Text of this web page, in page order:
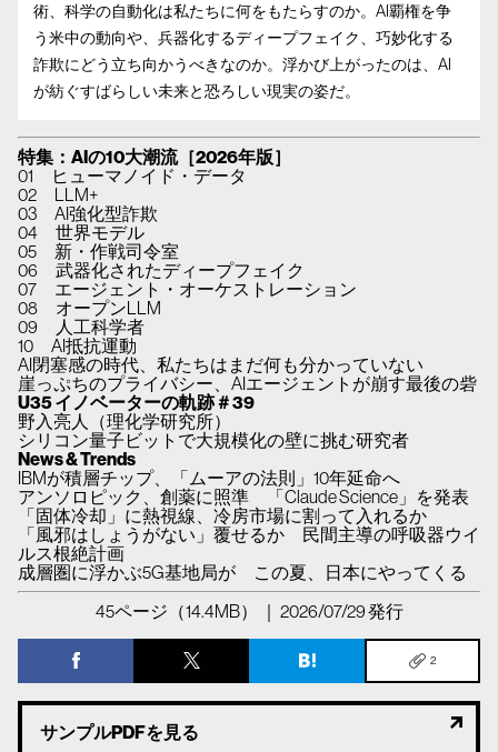
術、科学の自動化は私たちに何をもたらすのか。AI覇権を争
う米中の動向や、兵器化するディープフェイク、巧妙化する
詐欺にどう立ち向かうべきなのか。浮かび上がったのは、AI
が紡ぐすばらしい未来と恐ろしい現実の姿だ。
特集：AIの10大潮流［2026年版］
01 ヒューマノイド・データ
02 LLM+
03 AI強化型詐欺
04 世界モデル
05 新・作戦司令室
06 武器化されたディープフェイク
07 エージェント・オーケストレーション
08 オープンLLM
09 人工科学者
10 AI抵抗運動
AI閉塞感の時代、私たちはまだ何も分かっていない
崖っぷちのプライバシー、AIエージェントが崩す最後の砦
U35 イノベーターの軌跡＃39
野入亮人（理化学研究所）
シリコン量子ビットで大規模化の壁に挑む研究者
News & Trends
IBMが積層チップ、「ムーアの法則」10年延命へ
アンソロピック、創薬に照準 「Claude Science」を発表
「固体冷却」に熱視線、冷房市場に割って入れるか
「風邪はしょうがない」覆せるか 民間主導の呼吸器ウイ
ルス根絶計画
成層圏に浮かぶ5G基地局が この夏、日本にやってくる
45ページ（14.4MB） ｜ 2026/07/29 発行
2
サンプルPDFを見る